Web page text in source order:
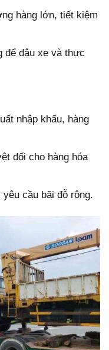
hàng lớn, tiết kiệm
để đậu xe và thực
nhập khẩu, hàng
đối cho hàng hóa
cầu bãi đỗ rộng.